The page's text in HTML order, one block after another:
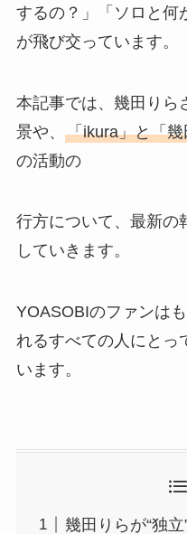
するの？」「ソロと何
が飛び交っています。
本記事では、幾田りら
景や、 「ikura」と「
の活動の
行方について、最新の
していきます。
YOASOBIのファンは
れるすべての人にとっ
います。
幾田りらが“独